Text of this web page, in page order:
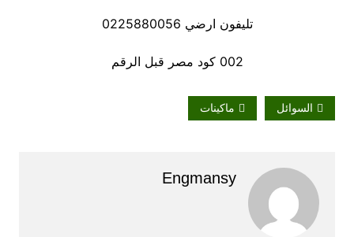
تليفون ارضي 0225880056
002 كود مصر قبل الرقم
السوائل ماكينات
Engmansy